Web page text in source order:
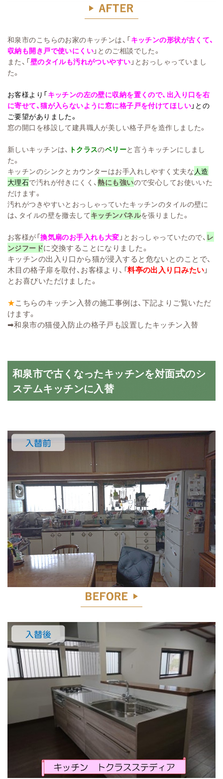
和泉市のこちらのお家のキッチンは、「キッチンの形状が古くて、
収納も開き戸で使いにくい」とのご相談でした。
また、「壁のタイルも汚れがついやすい 」とおっしゃっていまし
た。
お客様より「キッチンの左の壁に収納を置くので、出入り口を右
に寄せて、猫が入らないように窓に格子戸を付けてほしい」との
ご要望がありました。
窓の開口を移設して建具職人が美しい格子戸を造作しました。
新しいキッチンは、 トクラスのベリーと言うキッチンにしまし
た。
キッチンのシンクとカウンターはお手入れしやすく丈夫な人造
大理石で汚れが付きにくく、熱にも強いので安心してお使いいた
だけます。
汚れがつきやすいとおっしゃっていたキッチンのタイルの壁に
は、タイルの壁を撤去してキッチンパネルを張りました。
お客様が「換気扇のお手入れも大変 」とおっしゃっていたので、 レ
ンジフードに交換することになりました。
キッチンの出入り口から猫が浸入すると危ないとのことで、
木目の格子扉を取付、お客様より、「料亭の出入り口みたい」
とお喜びいただけました。
★こちらのキッチン入替の施工事例は、下記よりご覧いただ
けます。
➡和泉市の猫侵入防止の格子戸も設置したキッチン入替
和泉市で古くなったキッチンを対面式のシ
ステムキッチンに入替